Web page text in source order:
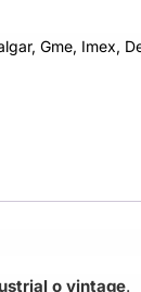
Gme, Imex,
o vintage.